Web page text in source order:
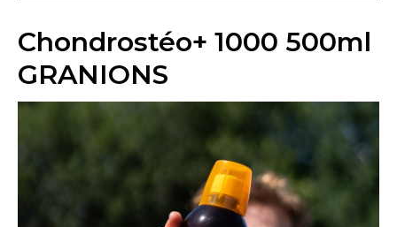
Chondrostéo+ 1000 500ml
GRANIONS